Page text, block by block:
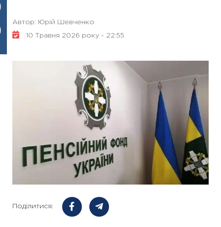
Автор: Юрій Шевченко
10 Травня 2026 року - 22:55
Поділитися: